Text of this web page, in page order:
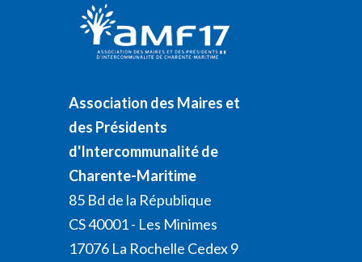
Association des Maires et
des Présidents
d'Intercommunalité de
Charente-Maritime
85 Bd de la République
CS 40001 - Les Minimes
17076 La Rochelle Cedex 9